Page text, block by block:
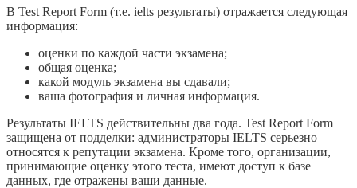
В Test Report Form (т.е. ielts результаты) отражается следующая
информация:
оценки по каждой части экзамена;
общая оценка;
какой модуль экзамена вы сдавали;
ваша фотография и личная информация.
Результаты IELTS действительны два года. Test Report Form
защищена от подделки: администраторы IELTS серьезно
относятся к репутации экзамена. Кроме того, организации,
принимающие оценку этого теста, имеют доступ к базе
данных, где отражены ваши данные.